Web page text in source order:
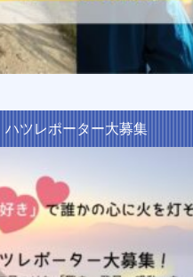
ハツレポーター大募集